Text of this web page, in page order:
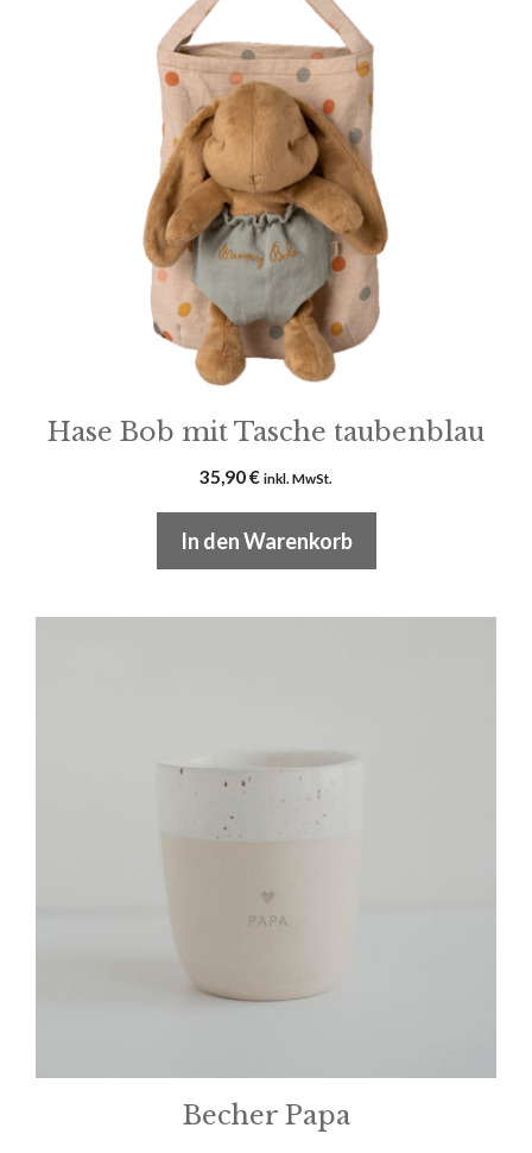
Hase Bob mit Tasche taubenblau
35,90€ inkl. MwSt.
In den Warenkorb
Becher Papa